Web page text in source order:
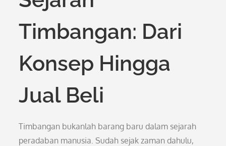
Timbangan: Dari
Konsep Hingga
Jual Beli
Timbangan bukanlah barang baru dalam sejarah
peradaban manusia. Sudah sejak zaman dahulu,